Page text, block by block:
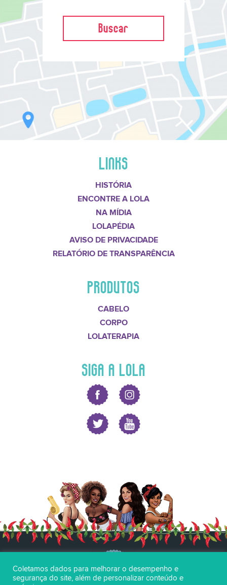
Buscar
LINKS
HISTÓRIA
ENCONTRE A LOLA
NA MÍDIA
LOLAPÉDIA
AVISO DE PRIVACIDADE
RELATÓRIO DE TRANSPARÊNCIA
PRODUTOS
CABELO
CORPO
LOLATERAPIA
SIGA A LOLA
Coletamos dados para melhorar o desempenho e
segurança do site, além de personalizar conteúdo e